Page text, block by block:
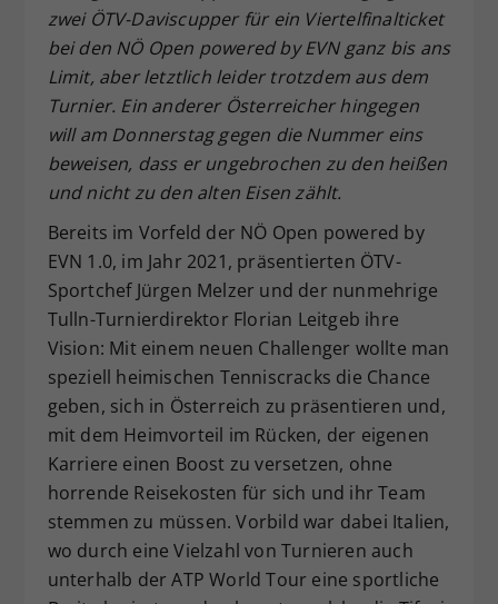
zwei ÖTV-Daviscupper für ein Viertelfinalticket
bei den NÖ Open powered by EVN ganz bis ans
Limit, aber letztlich leider trotzdem aus dem
Turnier. Ein anderer Österreicher hingegen
will am Donnerstag gegen die Nummer eins
beweisen, dass er ungebrochen zu den heißen
und nicht zu den alten Eisen zählt.
Bereits im Vorfeld der NÖ Open powered by
EVN 1.0, im Jahr 2021, präsentierten ÖTV-
Sportchef Jürgen Melzer und der nunmehrige
Tulln-Turnierdirektor Florian Leitgeb ihre
Vision: Mit einem neuen Challenger wollte man
speziell heimischen Tenniscracks die Chance
geben, sich in Österreich zu präsentieren und,
mit dem Heimvorteil im Rücken, der eigenen
Karriere einen Boost zu versetzen, ohne
horrende Reisekosten für sich und ihr Team
stemmen zu müssen. Vorbild war dabei Italien,
wo durch eine Vielzahl von Turnieren auch
unterhalb der ATP World Tour eine sportliche
Zweck
Dieser Wert speichert Ihre Consent-
Einstellungen. Unter anderem eine
zufällig generierte ID, für die
historische Speicherung Ihrer
vorgenommen Einstellungen, falls der
Webseiten-Betreiber dies eingestellt
hat.